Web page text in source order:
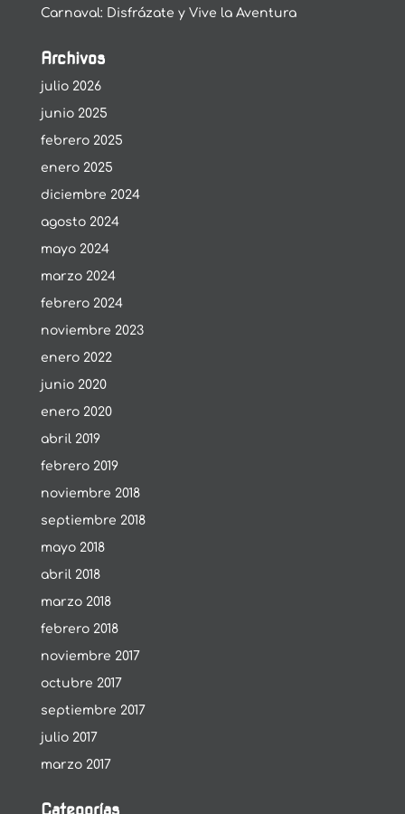
Carnaval: Disfrázate y Vive la Aventura
Archivos
julio 2026
junio 2025
febrero 2025
enero 2025
diciembre 2024
agosto 2024
mayo 2024
marzo 2024
febrero 2024
noviembre 2023
enero 2022
junio 2020
enero 2020
abril 2019
febrero 2019
noviembre 2018
septiembre 2018
mayo 2018
abril 2018
marzo 2018
febrero 2018
noviembre 2017
octubre 2017
septiembre 2017
julio 2017
marzo 2017
Categorías